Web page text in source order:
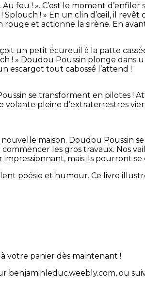
feu ! ». C’est le moment
! » En un clin d’œil, il
et actionne la sirène. En
un petit écureuil à la patte
! » Doudou Poussin plonge
escargot tout cabossé l’attend !
se transforment en pilotes !
volante pleine d’extraterrestres
maison. Doudou Poussin
les gros travaux. Nos
mais ils pourront
poésie et humour. Ce livre
votre panier dès maintenant !
benjaminleduc.weebly.com, ou